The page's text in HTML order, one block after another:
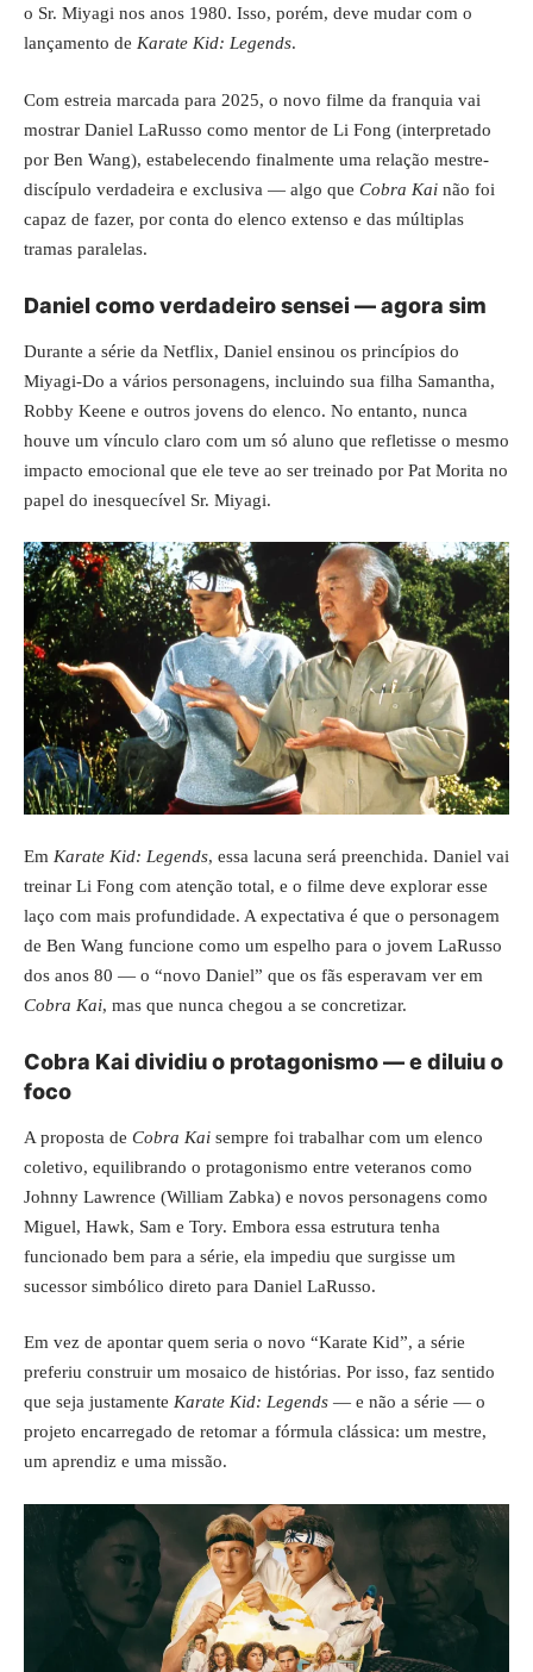
o Sr. Miyagi nos anos 1980. Isso, porém, deve mudar com o
lançamento de Karate Kid: Legends.
Com estreia marcada para 2025, o novo filme da franquia vai
mostrar Daniel LaRusso como mentor de Li Fong (interpretado
por Ben Wang), estabelecendo finalmente uma relação mestre-
discípulo verdadeira e exclusiva — algo que Cobra Kai não foi
capaz de fazer, por conta do elenco extenso e das múltiplas
tramas paralelas.
Daniel como verdadeiro sensei — agora sim
Durante a série da Netflix, Daniel ensinou os princípios do
Miyagi-Do a vários personagens, incluindo sua filha Samantha,
Robby Keene e outros jovens do elenco. No entanto, nunca
houve um vínculo claro com um só aluno que refletisse o mesmo
impacto emocional que ele teve ao ser treinado por Pat Morita no
papel do inesquecível Sr. Miyagi.
Em Karate Kid: Legends, essa lacuna será preenchida. Daniel vai
treinar Li Fong com atenção total, e o filme deve explorar esse
laço com mais profundidade. A expectativa é que o personagem
de Ben Wang funcione como um espelho para o jovem LaRusso
dos anos 80 — o “novo Daniel” que os fãs esperavam ver em
Cobra Kai, mas que nunca chegou a se concretizar.
Cobra Kai dividiu o protagonismo — e diluiu o
foco
A proposta de Cobra Kai sempre foi trabalhar com um elenco
coletivo, equilibrando o protagonismo entre veteranos como
Johnny Lawrence (William Zabka) e novos personagens como
Miguel, Hawk, Sam e Tory. Embora essa estrutura tenha
funcionado bem para a série, ela impediu que surgisse um
sucessor simbólico direto para Daniel LaRusso.
Em vez de apontar quem seria o novo “Karate Kid”, a série
preferiu construir um mosaico de histórias. Por isso, faz sentido
que seja justamente Karate Kid: Legends — e não a série — o
projeto encarregado de retomar a fórmula clássica: um mestre,
um aprendiz e uma missão.